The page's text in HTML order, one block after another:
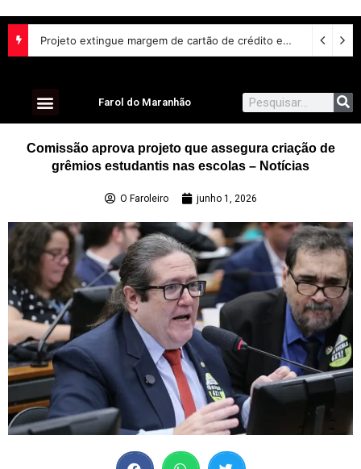
Projeto extingue margem de cartão de crédito em empréstimo consignado do INSS
Farol do Maranhão
Comissão aprova projeto que assegura criação de
grêmios estudantis nas escolas – Notícias
O Faroleiro junho 1, 2026